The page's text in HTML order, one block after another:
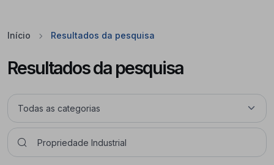
Início Resultados da pesquisa
Resultados da pesquisa